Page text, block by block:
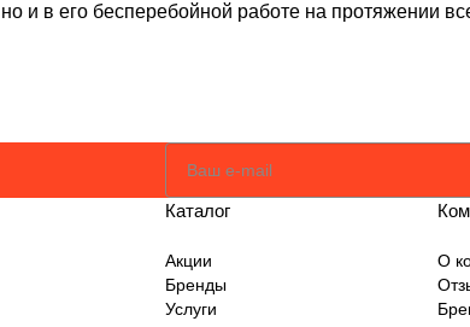
но и в его бесперебойной работе на протяжении
Каталог
Акции
Бренды
Услуги
О